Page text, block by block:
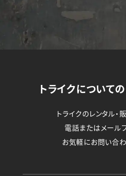
トライクについて
トライクのレンタル・
電話またはメール
お気軽にお問い合わ